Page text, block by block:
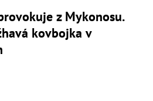
z Mykonosu.
kovbojka v